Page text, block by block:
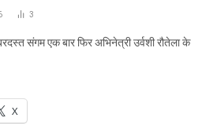
3
संगम एक बार फिर अभिनेत्री उर्वशी रौतेला के
X